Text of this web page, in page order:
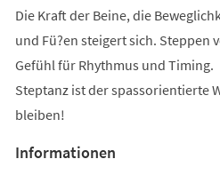
Die Kraft der Beine, die
und Fü?en steigert sich. Steppen
Gefühl für Rhythmus und Timing.
Steptanz ist der spassorientierte
bleiben!
Informationen